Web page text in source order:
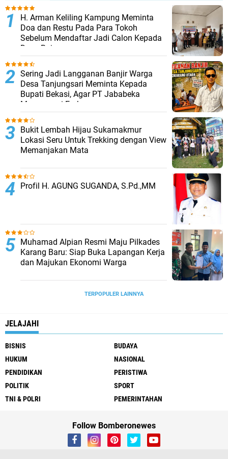
H. Arman Keliling Kampung Meminta
Doa dan Restu Pada Para Tokoh
Sebelum Mendaftar Jadi Calon Kepada
Desa Bojongmangu
Sering Jadi Langganan Banjir Warga
Desa Tanjungsari Meminta Kepada
Bupati Bekasi, Agar PT Jababeka
Mempunyai Embung
Bukit Lembah Hijau Sukamakmur
Lokasi Seru Untuk Trekking dengan View
Memanjakan Mata
Profil H. AGUNG SUGANDA, S.Pd.,MM
Muhamad Alpian Resmi Maju Pilkades
Karang Baru: Siap Buka Lapangan Kerja
dan Majukan Ekonomi Warga
TERPOPULER LAINNYA
JELAJAHI
BISNIS
BUDAYA
HUKUM
NASIONAL
PENDIDIKAN
PERISTIWA
POLITIK
SPORT
TNI & POLRI
PEMERINTAHAN
Follow Bomberonewes